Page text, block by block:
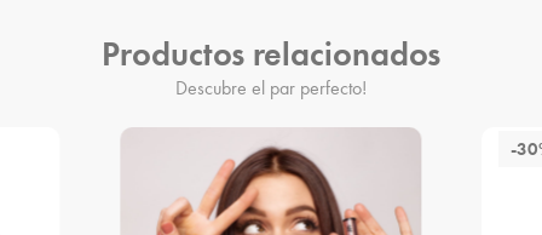
Productos relacionados
Descubre el par perfecto!
-